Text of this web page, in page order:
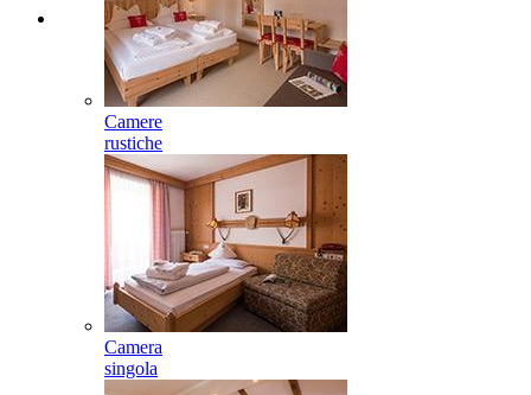
Camere
rustiche
Camera
singola